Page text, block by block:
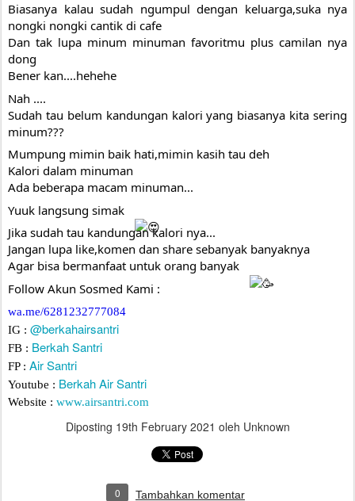
Biasanya kalau sudah ngumpul dengan keluarga,suka nya
nongki nongki cantik di cafe
Dan tak lupa minum minuman favoritmu plus camilan nya
dong
Bener kan....hehehe
Nah ....
Sudah tau belum kandungan kalori yang biasanya kita sering
minum???
Mumpung mimin baik hati,mimin kasih tau deh
Kalori dalam minuman
Ada beberapa macam minuman...
Yuuk langsung simak
Jika sudah tau kandungan kalori nya...
Jangan lupa like,komen dan share sebanyak banyaknya
Agar bisa bermanfaat untuk orang banyak
Follow Akun Sosmed Kami :
wa.me/6281232777084
IG : @berkahairsantri
FB : Berkah Santri
FP : Air Santri
Youtube : Berkah Air Santri
Website : www.airsantri.com
Diposting 19th February 2021 oleh Unknown
0 Tambahkan komentar